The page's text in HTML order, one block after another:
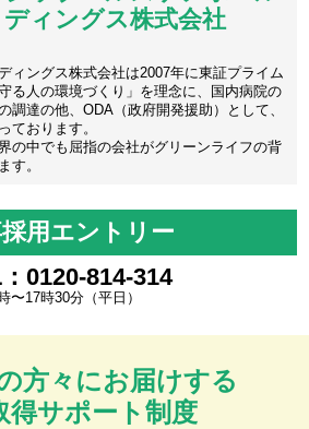
ディングス株式会社
ィングス株式会社は2007年に東証プライム
る人の環境づくり」を理念に、国内病院の
調達の他、ODA（政府開発援助）として、
ております。
の中でも屈指の会社がグリーンライフの背
す。
用エントリー
0120-814-314
〜17時30分（平日）
方々にお届けする
得サポート制度